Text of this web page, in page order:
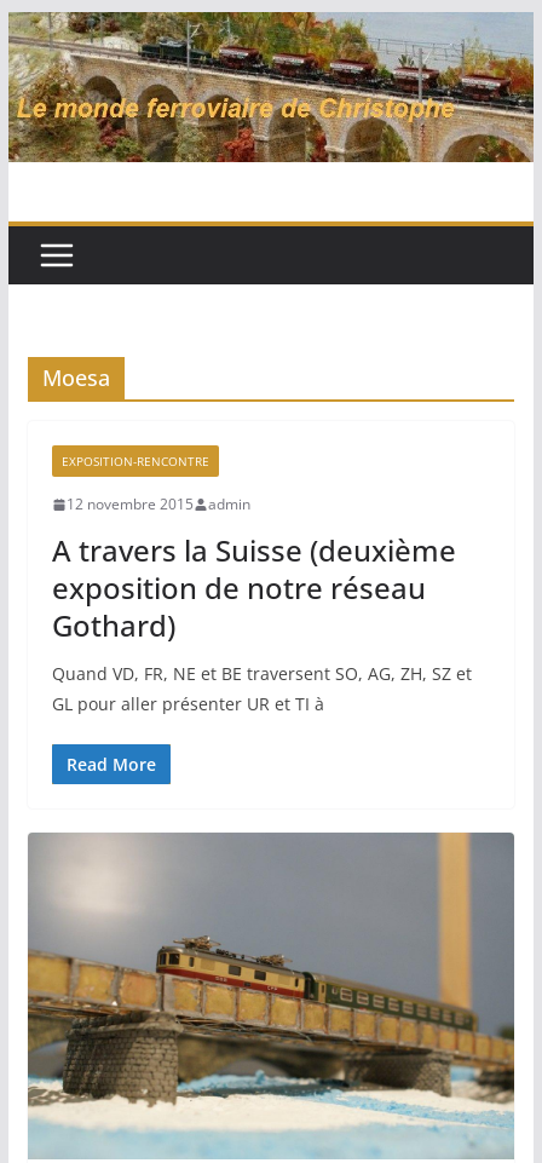
Passer
au
contenu
Moesa
EXPOSITION-RENCONTRE
12 novembre 2015 admin
A travers la Suisse (deuxième
exposition de notre réseau
Gothard)
Quand VD, FR, NE et BE traversent SO, AG, ZH, SZ et
GL pour aller présenter UR et TI à
Read More